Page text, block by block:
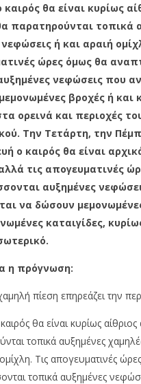
καιρός θα είναι κυρίως
παρατηρούνται τοπικά
ή και αραιή
ώρες όμως θα
νεφώσεις που
βροχές ή και
ορεινά και περιοχές
Την Τετάρτη, την
ο καιρός θα είναι
τις απογευματινές
αυξημένες
να δώσουν
καταιγίδες,
η πρόγνωση:
πίεση επηρεάζει την
θα είναι κυρίως
τοπικά αυξημένες
Τις απογευματινές
τοπικά αυξημένες